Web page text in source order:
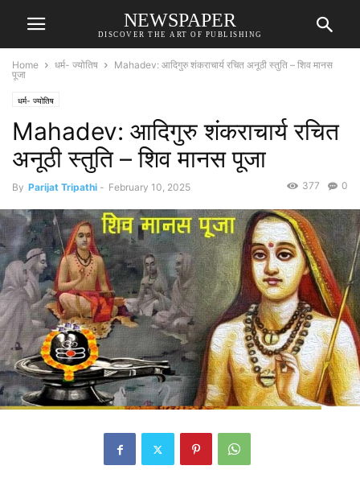
NEWSPAPER
DISCOVER THE ART OF PUBLISHING
Home धर्म- ज्योतिष
Mahadev: आदिगुरु शंकराचार्य रचित अनूठी स्तुति – शिव मानस
पूजा
धर्म- ज्योतिष
Mahadev: आदिगुरु शंकराचार्य रचित
अनूठी स्तुति – शिव मानस पूजा
By Parijat Tripathi - February 10, 2025 0
377